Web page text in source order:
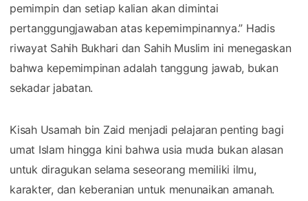
pemimpin dan setiap kalian akan dimintai
pertanggungjawaban atas kepemimpinannya.” Hadis
riwayat Sahih Bukhari dan Sahih Muslim ini menegaskan
bahwa kepemimpinan adalah tanggung jawab, bukan
sekadar jabatan.
Kisah Usamah bin Zaid menjadi pelajaran penting bagi
umat Islam hingga kini bahwa usia muda bukan alasan
untuk diragukan selama seseorang memiliki ilmu,
karakter, dan keberanian untuk menunaikan amanah.